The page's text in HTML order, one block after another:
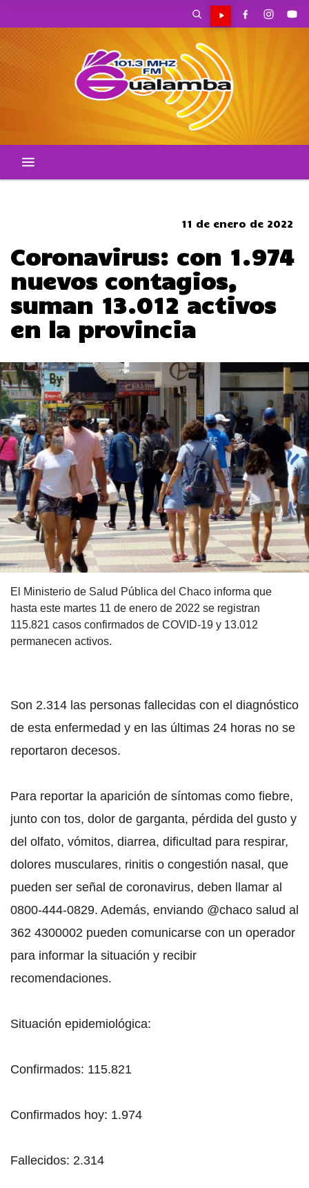
11 de enero de 2022
Coronavirus: con 1.974
nuevos contagios,
suman 13.012 activos
en la provincia
El Ministerio de Salud Pública del Chaco informa que
hasta este martes 11 de enero de 2022 se registran
115.821 casos confirmados de COVID-19 y 13.012
permanecen activos.
Son 2.314 las personas fallecidas con el diagnóstico
de esta enfermedad y en las últimas 24 horas no se
reportaron decesos.
Para reportar la aparición de síntomas como fiebre,
junto con tos, dolor de garganta, pérdida del gusto y
del olfato, vómitos, diarrea, dificultad para respirar,
dolores musculares, rinitis o congestión nasal, que
pueden ser señal de coronavirus, deben llamar al
0800-444-0829. Además, enviando @chaco salud al
362 4300002 pueden comunicarse con un operador
para informar la situación y recibir
recomendaciones.
Situación epidemiológica:
Confirmados: 115.821
Confirmados hoy: 1.974
Fallecidos: 2.314